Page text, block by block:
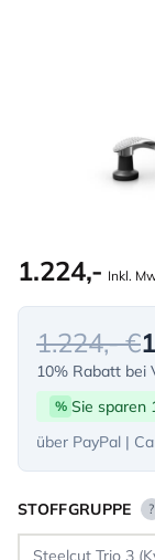
1.224,- Inkl.
1.224,- €
10% Rabatt bei
% Sie sparen
über PayPal |
STOFFGRUPPE ?